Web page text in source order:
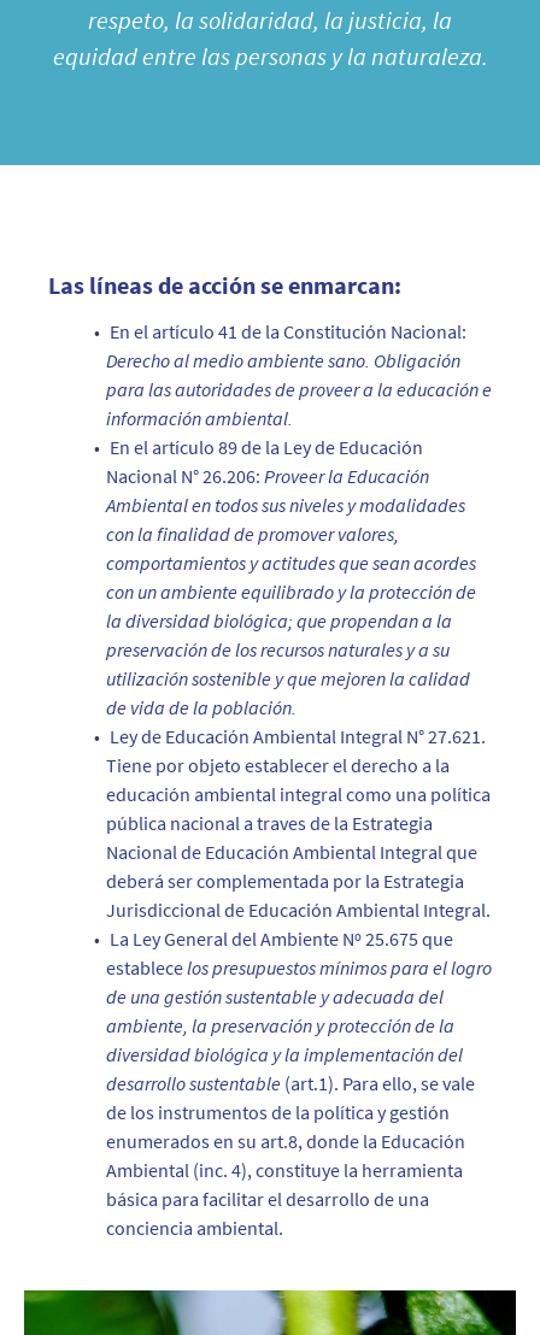
respeto, la solidaridad, la justicia, la
equidad entre las personas y la naturaleza.
Las líneas de acción se enmarcan:
En el artículo 41 de la Constitución Nacional:
Derecho al medio ambiente sano. Obligación
para las autoridades de proveer a la educación e
información ambiental.
En el artículo 89 de la Ley de Educación
Nacional N° 26.206: Proveer la Educación
Ambiental en todos sus niveles y modalidades
con la finalidad de promover valores,
comportamientos y actitudes que sean acordes
con un ambiente equilibrado y la protección de
la diversidad biológica; que propendan a la
preservación de los recursos naturales y a su
utilización sostenible y que mejoren la calidad
de vida de la población.
Ley de Educación Ambiental Integral N° 27.621.
Tiene por objeto establecer el derecho a la
educación ambiental integral como una política
pública nacional a traves de la Estrategia
Nacional de Educación Ambiental Integral que
deberá ser complementada por la Estrategia
Jurisdiccional de Educación Ambiental Integral.
La Ley General del Ambiente Nº 25.675 que
establecelos presupuestos mínimos para el logro
de una gestión sustentable y adecuada del
ambiente, la preservación y protección de la
diversidad biológica y la implementación del
desarrollo sustentable (art.1). Para ello, se vale
de los instrumentos de la política y gestión
enumerados en su art.8, donde la Educación
Ambiental (inc. 4), constituye la herramienta
básica para facilitar el desarrollo de una
conciencia ambiental.